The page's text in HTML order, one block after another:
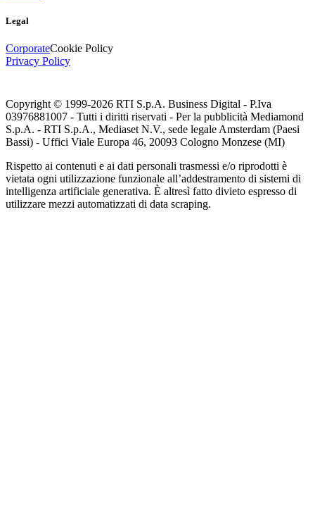
Legal
CorporateCookie Policy
Privacy Policy
Copyright © 1999-2026 RTI S.p.A. Business Digital - P.Iva
03976881007 - Tutti i diritti riservati - Per la pubblicità Mediamond
S.p.A. - RTI S.p.A., Mediaset N.V., sede legale Amsterdam (Paesi
Bassi) - Uffici Viale Europa 46, 20093 Cologno Monzese (MI)
Rispetto ai contenuti e ai dati personali trasmessi e/o riprodotti è
vietata ogni utilizzazione funzionale all’addestramento di sistemi di
intelligenza artificiale generativa. È altresì fatto divieto espresso di
utilizzare mezzi automatizzati di data scraping.